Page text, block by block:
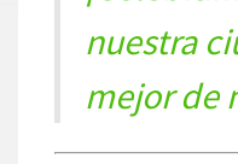
nuestra
mejor de